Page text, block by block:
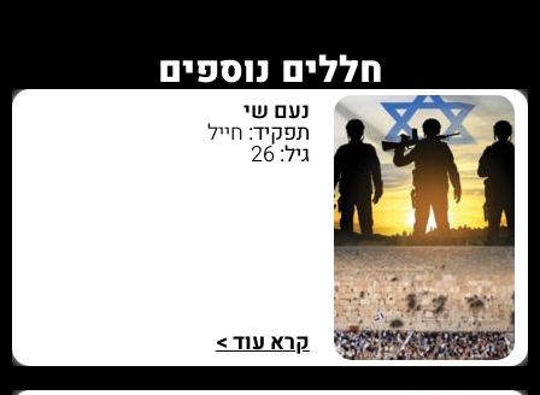
חללים נוספים
נעם שי
תפקיד: חייל
גיל:26
קרא עוד >